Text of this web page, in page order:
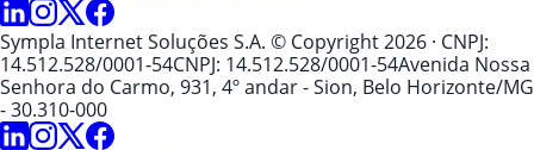
Sympla Internet Soluções S.A. © Copyright 2026 · CNPJ:
14.512.528/0001-54CNPJ: 14.512.528/0001-54Avenida Nossa
Senhora do Carmo, 931, 4º andar - Sion, Belo Horizonte/MG
- 30.310-000